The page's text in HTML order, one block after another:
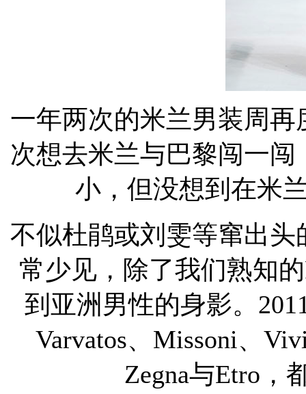
一年两次的米兰男装周
次想去米兰与巴黎闯一
小，但没想到在米
不似杜鹃或刘雯等窜出
常少见，除了我们熟知
到亚洲男性的身影。
Varvatos、Missoni、
Zegna与Etro，